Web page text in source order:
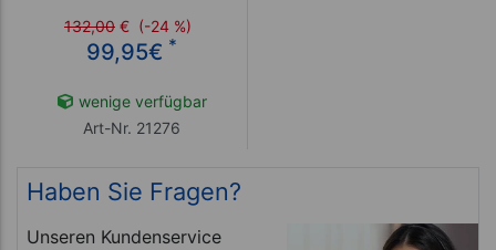
132,00 € (-24 %)
99,95€ *
wenige verfügbar
Art-Nr. 21276
Haben Sie Fragen?
Unseren Kundenservice